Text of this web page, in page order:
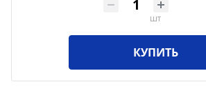
шт
КУПИТЬ